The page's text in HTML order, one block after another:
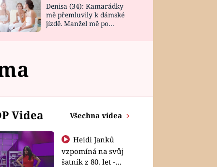
Denisa (34): Kamarádky
mě přemluvily k dámské
jízdě. Manžel mě po
Videa Všechna videa
Heidi Janků
vzpomíná na svůj
šatník z 80. let -